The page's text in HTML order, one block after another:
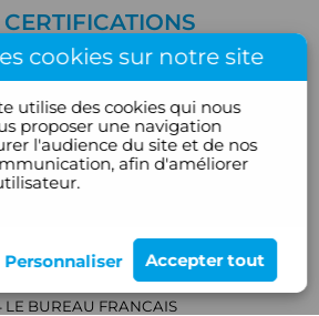
LE BUREAU FRANCAIS
cookies sur notre site
utilise des cookies qui nous
proposer une navigation
l'audience du site et de nos
afin d'améliorer